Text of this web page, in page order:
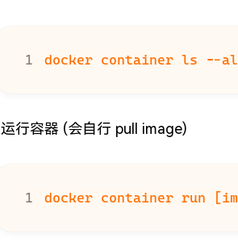
运行容器 (会自行 pull image)